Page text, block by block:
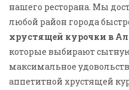
нашего ресторана. Мы
любой район города
хрустящей курочки в
которые выбирают
максимальное
аппетитной хрустящей